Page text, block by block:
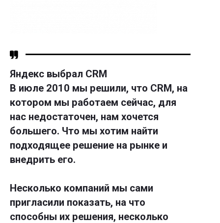
Яндекс выбрал CRM
В июле 2010 мы решили, что CRM, на
котором мы работаем сейчас, для
нас недостаточен, нам хочется
большего. Что мы хотим найти
подходящее решение на рынке и
внедрить его.
Несколько компаний мы сами
пригласили показать, на что
способны их решения, несколько